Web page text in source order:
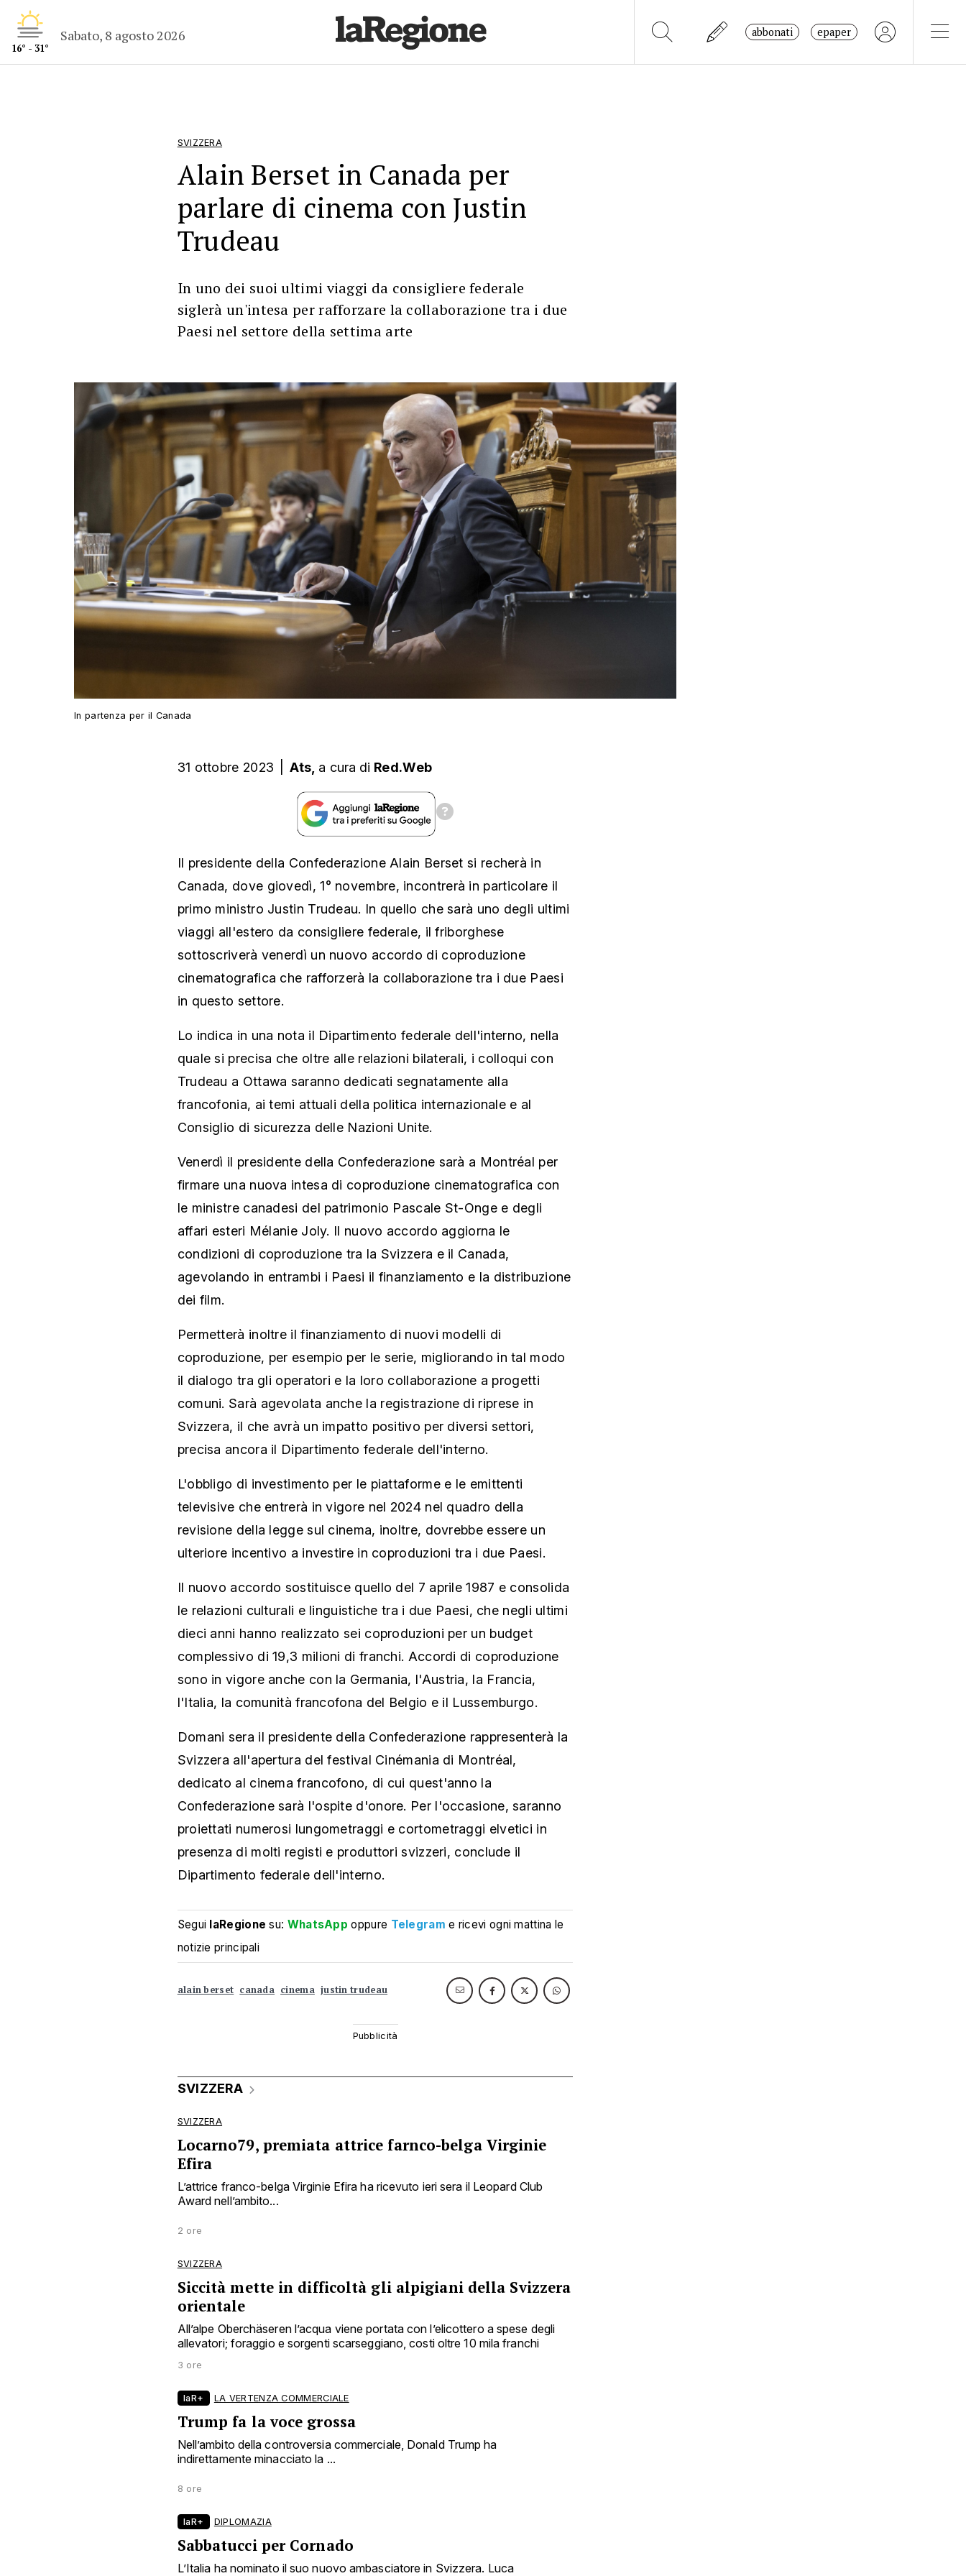
16° - 31°
Sabato, 8 agosto 2026 abbonati epaper
SVIZZERA
Alain Berset in Canada per
parlare di cinema con Justin
Trudeau
In uno dei suoi ultimi viaggi da consigliere federale
siglerà un'intesa per rafforzare la collaborazione tra i due
Paesi nel settore della settima arte
In partenza per il Canada
31 ottobre 2023 Ats, a cura di Red.Web
Il presidente della Confederazione Alain Berset si recherà in
Canada, dove giovedì, 1° novembre, incontrerà in particolare il
primo ministro Justin Trudeau. In quello che sarà uno degli ultimi
viaggi all'estero da consigliere federale, il friborghese
sottoscriverà venerdì un nuovo accordo di coproduzione
cinematografica che rafforzerà la collaborazione tra i due Paesi
in questo settore.
Lo indica in una nota il Dipartimento federale dell'interno, nella
quale si precisa che oltre alle relazioni bilaterali, i colloqui con
Trudeau a Ottawa saranno dedicati segnatamente alla
francofonia, ai temi attuali della politica internazionale e al
Consiglio di sicurezza delle Nazioni Unite.
Venerdì il presidente della Confederazione sarà a Montréal per
firmare una nuova intesa di coproduzione cinematografica con
le ministre canadesi del patrimonio Pascale St-Onge e degli
affari esteri Mélanie Joly. Il nuovo accordo aggiorna le
condizioni di coproduzione tra la Svizzera e il Canada,
agevolando in entrambi i Paesi il finanziamento e la distribuzione
dei film.
Permetterà inoltre il finanziamento di nuovi modelli di
coproduzione, per esempio per le serie, migliorando in tal modo
il dialogo tra gli operatori e la loro collaborazione a progetti
comuni. Sarà agevolata anche la registrazione di riprese in
Svizzera, il che avrà un impatto positivo per diversi settori,
precisa ancora il Dipartimento federale dell'interno.
L'obbligo di investimento per le piattaforme e le emittenti
televisive che entrerà in vigore nel 2024 nel quadro della
revisione della legge sul cinema, inoltre, dovrebbe essere un
ulteriore incentivo a investire in coproduzioni tra i due Paesi.
Il nuovo accordo sostituisce quello del 7 aprile 1987 e consolida
le relazioni culturali e linguistiche tra i due Paesi, che negli ultimi
dieci anni hanno realizzato sei coproduzioni per un budget
complessivo di 19,3 milioni di franchi. Accordi di coproduzione
sono in vigore anche con la Germania, l'Austria, la Francia,
l'Italia, la comunità francofona del Belgio e il Lussemburgo.
Domani sera il presidente della Confederazione rappresenterà la
Svizzera all'apertura del festival Cinémania di Montréal,
dedicato al cinema francofono, di cui quest'anno la
Confederazione sarà l'ospite d'onore. Per l'occasione, saranno
proiettati numerosi lungometraggi e cortometraggi elvetici in
presenza di molti registi e produttori svizzeri, conclude il
Dipartimento federale dell'interno.
Segui laRegione su: WhatsApp oppure Telegram e ricevi ogni mattina le
notizie principali
alain berset canada cinema justin trudeau
SVIZZERA
SVIZZERA
Locarno79, premiata attrice farnco-belga Virginie
Efira
L’attrice franco-belga Virginie Efira ha ricevuto ieri sera il Leopard Club
Award nell’ambito...
2 ore
SVIZZERA
Siccità mette in difficoltà gli alpigiani della Svizzera
orientale
All’alpe Oberchäseren l’acqua viene portata con l’elicottero a spese degli
allevatori; foraggio e sorgenti scarseggiano, costi oltre 10 mila franchi
3 ore
laR+ LA VERTENZA COMMERCIALE
Trump fa la voce grossa
Nell’ambito della controversia commerciale, Donald Trump ha
indirettamente minacciato la ...
8 ore
laR+ DIPLOMAZIA
Sabbatucci per Cornado
L’Italia ha nominato il suo nuovo ambasciatore in Svizzera. Luca